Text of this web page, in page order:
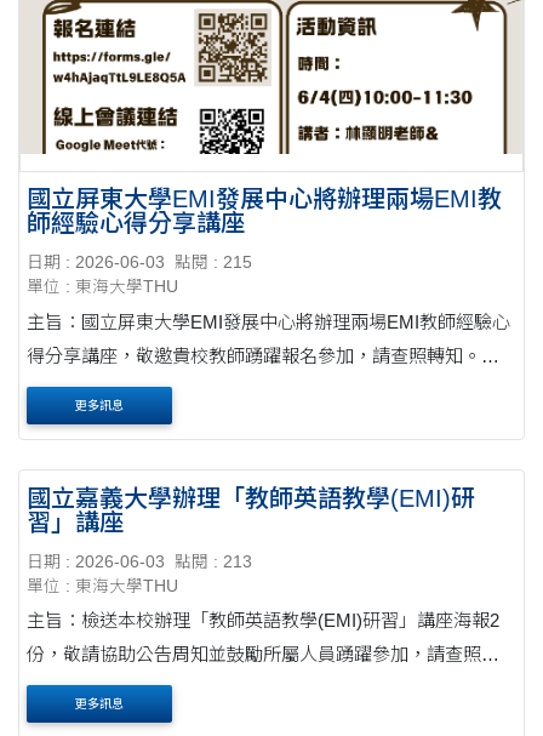
國立屏東大學EMI發展中心將辦理兩場EMI教
師經驗心得分享講座
日期 : 2026-06-03
點閱 : 215
單位 : 東海大學THU
主旨：國立屏東大學EMI發展中心將辦理兩場EMI教師經驗心
得分享講座，敬邀貴校教師踴躍報名參加，請查照轉知。公
文 說明： 一、為提升大學教師專業英語授課能力，促進跨校
教師交流合作，並配合大專校院雙語化學習計....
更多訊息
國立嘉義大學辦理「教師英語教學(EMI)研
習」講座
日期 : 2026-06-03
點閱 : 213
單位 : 東海大學THU
主旨：檢送本校辦理「教師英語教學(EMI)研習」講座海報2
份，敬請協助公告周知並鼓勵所屬人員踴躍參加，請查照。
公文 說明： 一、講座資訊： (一)第1場(115年6月16日) １、
講座主題：EMI海外師資培訓分享會。 ....
更多訊息